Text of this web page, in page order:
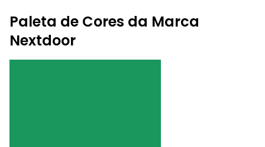
Paleta de Cores da Marca
Nextdoor